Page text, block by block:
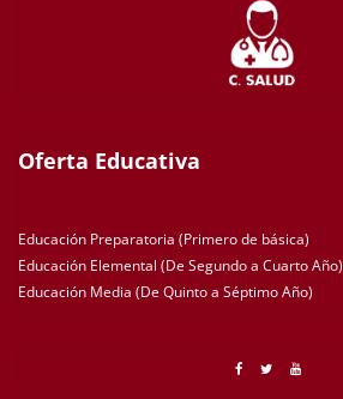
Oferta Educativa
Educación Preparatoria (Primero de básica)
Educación Elemental (De Segundo a Cuarto Año)
Educación Media (De Quinto a Séptimo Año)